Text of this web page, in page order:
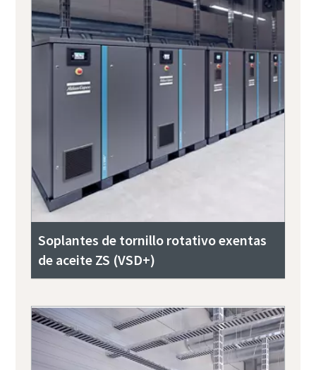
Soplantes de tornillo rotativo exentas
de aceite ZS (VSD+)